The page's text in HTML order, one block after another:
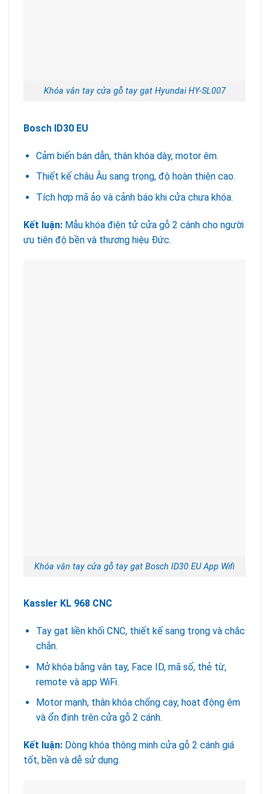
Khóa vân tay cửa gỗ tay gạt Hyundai HY-SL007
Bosch ID30 EU
Cảm biến bán dẫn, thân khóa dày, motor êm.
Thiết kế châu Âu sang trọng, độ hoàn thiện cao.
Tích hợp mã ảo và cảnh báo khi cửa chưa khóa.
Kết luận: Mẫu khóa điện tử cửa gỗ 2 cánh cho người
ưu tiên độ bền và thương hiệu Đức.
Khóa vân tay cửa gỗ tay gạt Bosch ID30 EU App Wifi
Kassler KL 968 CNC
Tay gạt liền khối CNC, thiết kế sang trọng và chắc
chắn.
Mở khóa bằng vân tay, Face ID, mã số, thẻ từ,
remote và app WiFi.
Motor mạnh, thân khóa chống cạy, hoạt động êm
và ổn định trên cửa gỗ 2 cánh.
Kết luận: Dòng khóa thông minh cửa gỗ 2 cánh giá
tốt, bền và dễ sử dụng.